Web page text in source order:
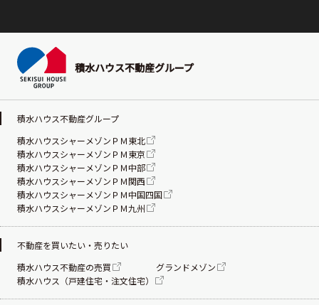
積水ハウス不動産グループ
積水ハウス不動産グループ
積水ハウスシャーメゾンＰＭ東北
積水ハウスシャーメゾンＰＭ東京
積水ハウスシャーメゾンＰＭ中部
積水ハウスシャーメゾンＰＭ関西
積水ハウスシャーメゾンＰＭ中国四国
積水ハウスシャーメゾンＰＭ九州
不動産を買いたい・売りたい
積水ハウス不動産の売買
グランドメゾン
積水ハウス（戸建住宅・注文住宅）